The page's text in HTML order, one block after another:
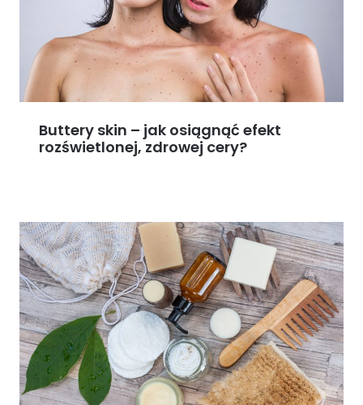
Buttery skin – jak osiągnąć efekt
rozświetlonej, zdrowej cery?